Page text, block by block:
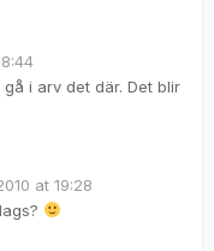
i arv det där. Det blir
at 19:28